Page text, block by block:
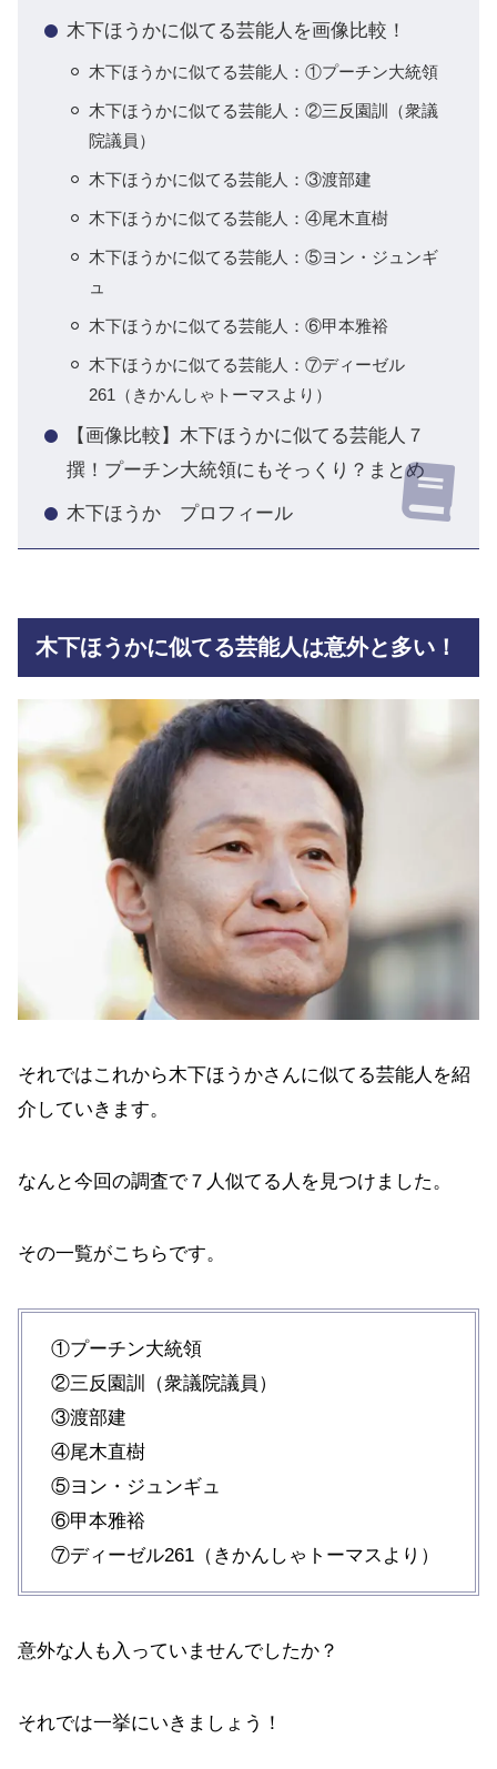
木下ほうかに似てる芸能人を画像比較！
木下ほうかに似てる芸能人：①プーチン大統領
木下ほうかに似てる芸能人：②三反園訓（衆議
院議員）
木下ほうかに似てる芸能人：③渡部建
木下ほうかに似てる芸能人：④尾木直樹
木下ほうかに似てる芸能人：⑤ヨン・ジュンギ
ュ
木下ほうかに似てる芸能人：⑥甲本雅裕
木下ほうかに似てる芸能人：⑦ディーゼル
261（きかんしゃトーマスより）
【画像比較】木下ほうかに似てる芸能人７
撰！プーチン大統領にもそっくり？まとめ
木下ほうか プロフィール
木下ほうかに似てる芸能人は意外と多い！
それではこれから木下ほうかさんに似てる芸能人を紹
介していきます。
なんと今回の調査で７人似てる人を見つけました。
その一覧がこちらです。
①プーチン大統領
②三反園訓（衆議院議員）
③渡部建
④尾木直樹
⑤ヨン・ジュンギュ
⑥甲本雅裕
⑦ディーゼル261（きかんしゃトーマスより）
意外な人も入っていませんでしたか？
それでは一挙にいきましょう！